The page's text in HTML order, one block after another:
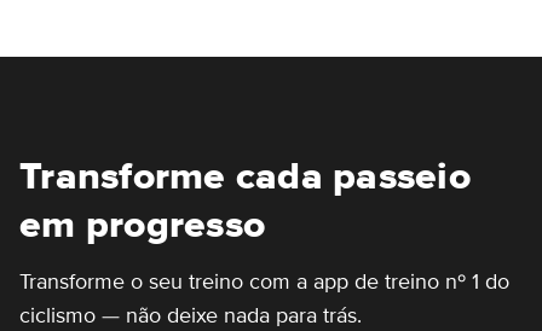
Transforme cada passeio
em progresso
Transforme o seu treino com a app de treino nº 1 do
ciclismo — não deixe nada para trás.